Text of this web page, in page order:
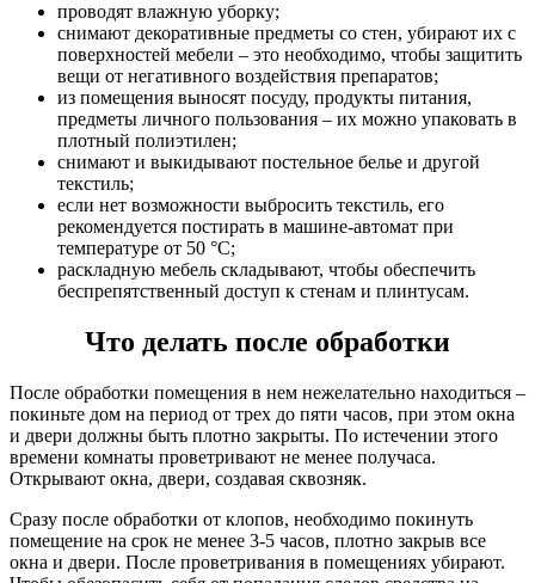
проводят влажную уборку;
снимают декоративные предметы со стен, убирают их с
поверхностей мебели – это необходимо, чтобы защитить
вещи от негативного воздействия препаратов;
из помещения выносят посуду, продукты питания,
предметы личного пользования – их можно упаковать в
плотный полиэтилен;
снимают и выкидывают постельное белье и другой
текстиль;
если нет возможности выбросить текстиль, его
рекомендуется постирать в машине-автомат при
температуре от 50 °C;
раскладную мебель складывают, чтобы обеспечить
беспрепятственный доступ к стенам и плинтусам.
Что делать после обработки
После обработки помещения в нем нежелательно находиться –
покиньте дом на период от трех до пяти часов, при этом окна
и двери должны быть плотно закрыты. По истечении этого
времени комнаты проветривают не менее получаса.
Открывают окна, двери, создавая сквозняк.
Сразу после обработки от клопов, необходимо покинуть
помещение на срок не менее 3-5 часов, плотно закрыв все
окна и двери. После проветривания в помещениях убирают.